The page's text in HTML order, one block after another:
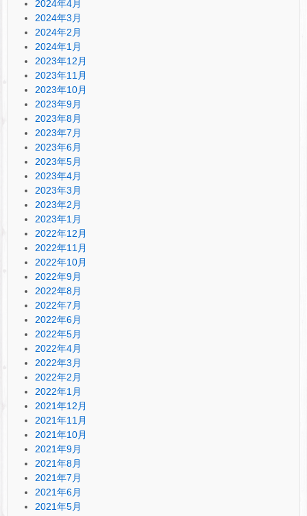
2024年4月
2024年3月
2024年2月
2024年1月
2023年12月
2023年11月
2023年10月
2023年9月
2023年8月
2023年7月
2023年6月
2023年5月
2023年4月
2023年3月
2023年2月
2023年1月
2022年12月
2022年11月
2022年10月
2022年9月
2022年8月
2022年7月
2022年6月
2022年5月
2022年4月
2022年3月
2022年2月
2022年1月
2021年12月
2021年11月
2021年10月
2021年9月
2021年8月
2021年7月
2021年6月
2021年5月